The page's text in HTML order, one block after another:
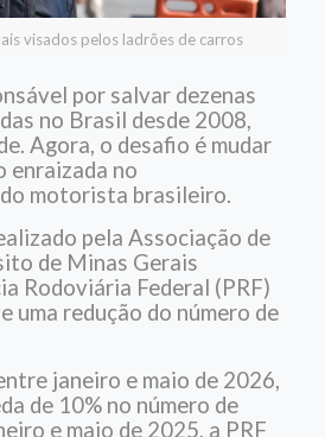
visados pelos ladrões de carros
por salvar dezenas
no Brasil desde 2008,
Agora, o desafio é mudar
enraizada no
motorista brasileiro.
pela Associação de
de Minas Gerais
Rodoviária Federal (PRF)
uma redução do número de
janeiro e maio de 2026,
de 10% no número de
e maio de 2025, a PRF